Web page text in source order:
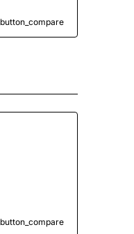
button_compare
button_compare